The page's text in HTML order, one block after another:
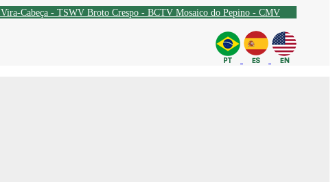
Vira-Cabeça - TSWV Broto Crespo - BCTV Mosaico do Pepino - CMV